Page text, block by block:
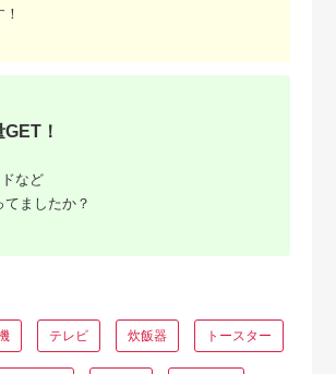
5.0
円
5.0
寄付金額:600,000円
ャノン 一眼 家電
寄付金額:657,000
！
など
ましたか？
テレビ 炊飯器 トースター